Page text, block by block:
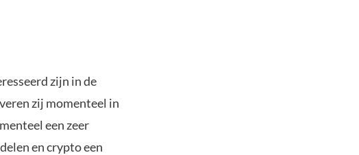
zijn in de
zij momenteel in
een zeer
en crypto een